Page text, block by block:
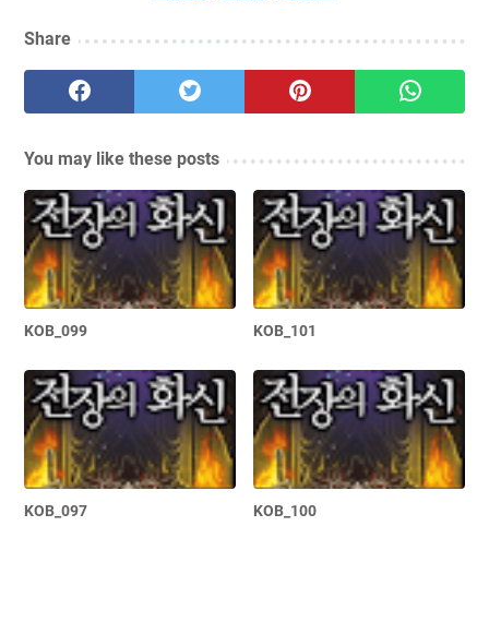
Share
You may like these posts
KOB_099 KOB_101
KOB_097 KOB_100